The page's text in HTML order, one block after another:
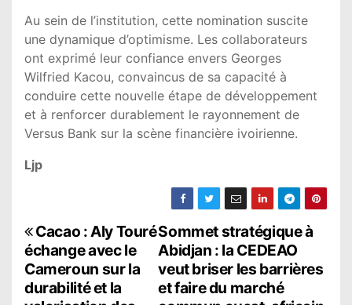
Au sein de l’institution, cette nomination suscite
une dynamique d’optimisme. Les collaborateurs
ont exprimé leur confiance envers Georges
Wilfried Kacou, convaincus de sa capacité à
conduire cette nouvelle étape de développement
et à renforcer durablement le rayonnement de
Versus Bank sur la scène financière ivoirienne.
Ljp
N
a
v
Sommet stratégique à
Abidjan : la CEDEAO
veut briser les barrières
et faire du marché
Cacao : Aly Touré
échange avec le
Cameroun sur la
durabilité et la